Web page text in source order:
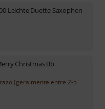
Leichte Duette Saxophon
Christmas Bb
(geralmente entre 2-5